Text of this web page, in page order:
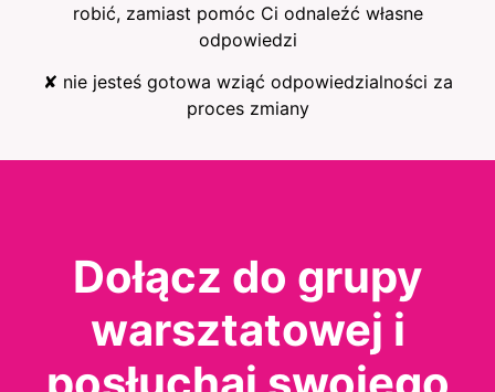
robić, zamiast pomóc Ci odnaleźć własne
odpowiedzi
✘ nie jesteś gotowa wziąć odpowiedzialności za
proces zmiany
Dołącz do grupy
warsztatowej i